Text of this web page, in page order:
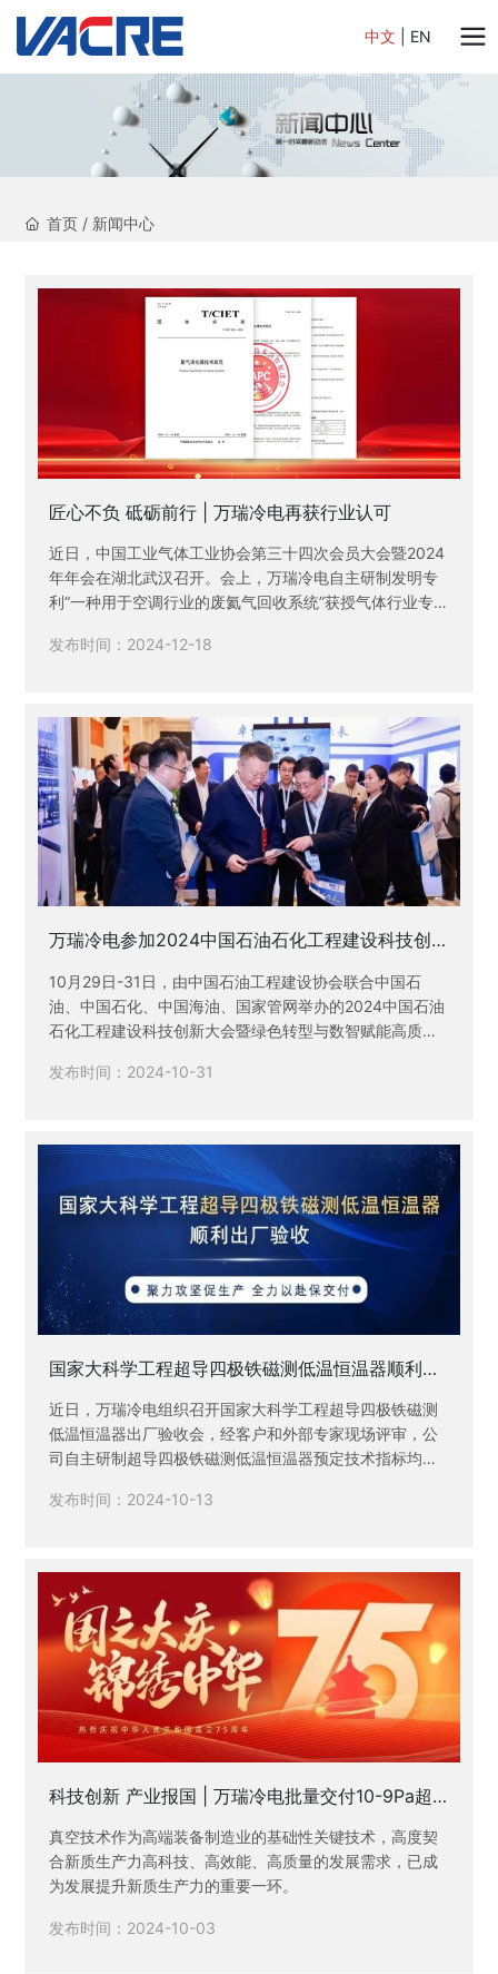
中文 EN
首页 / 新闻中心
匠心不负 砥砺前行 | 万瑞冷电再获行业认可
近日，中国工业气体工业协会第三十四次会员大会暨2024
年年会在湖北武汉召开。会上，万瑞冷电自主研制发明专
利“一种用于空调行业的废氦气回收系统”获授气体行业专
术研究开发，取得了新的成绩。作为基础型专利，此次获
行业的废氦气回收系统，突破了本领域关键性、共性的技
术难题，具有能耗低、性价比高、安全性好和自动化程度
高等特点，兼具经济效益与社会效益。
发布时间：2024-12-18
万瑞冷电参加2024中国石油石化工程建设科技创
10月29日-31日，由中国石油工程建设协会联合中国石
油、中国石化、中国海油、国家管网举办的2024中国石油
石化工程建设科技创新大会暨绿色转型与数智赋能高质量
发布时间：2024-10-31
国家大科学工程超导四极铁磁测低温恒温器顺利出
近日，万瑞冷电组织召开国家大科学工程超导四极铁磁测
低温恒温器出厂验收会，经客户和外部专家现场评审，公
司自主研制超导四极铁磁测低温恒温器预定技术指标均达
发布时间：2024-10-13
科技创新 产业报国 | 万瑞冷电批量交付10-9Pa超
真空技术作为高端装备制造业的基础性关键技术，高度契
合新质生产力高科技、高效能、高质量的发展需求，已成
为发展提升新质生产力的重要一环。
发布时间：2024-10-03